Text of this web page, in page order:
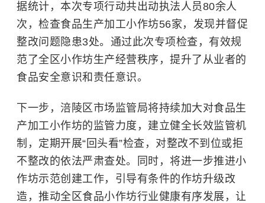
据统计，本次专项行动共出动执法人员80余人
次，检查食品生产加工小作坊56家，发现并督促
整改问题隐患3处。通过此次专项检查，有效规
范了全区小作坊生产经营秩序，提升了从业者的
食品安全意识和责任意识。
下一步，涪陵区市场监管局将持续加大对食品生
产加工小作坊的监管力度，建立健全长效监管机
制，定期开展“回头看”检查，对整改不到位或拒
不整改的依法严肃查处。同时，将进一步推进小
作坊示范创建工作，引导有条件的作坊升级改
造，推动全区食品小作坊行业健康有序发展，让